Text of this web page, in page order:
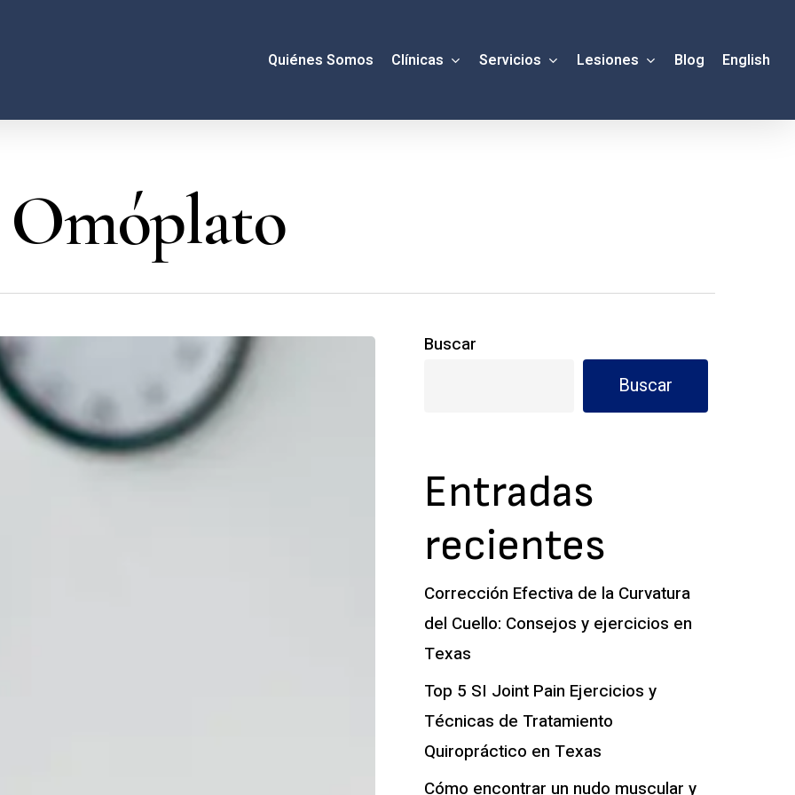
Quiénes Somos Clínicas Servicios Lesiones Blog English
Buscar
Buscar
Entradas
recientes
Corrección Efectiva de la Curvatura
del Cuello: Consejos y ejercicios en
Texas
Top 5 SI Joint Pain Ejercicios y
Técnicas de Tratamiento
Quiropráctico en Texas
Cómo encontrar un nudo muscular y